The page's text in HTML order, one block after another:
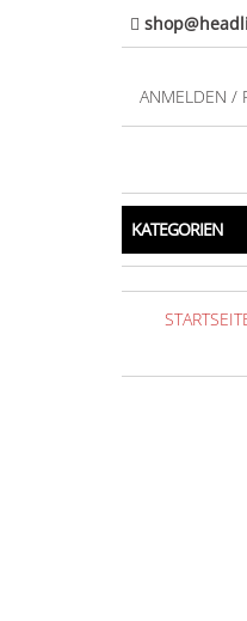
ANMELDEN /
KATEGORIEN